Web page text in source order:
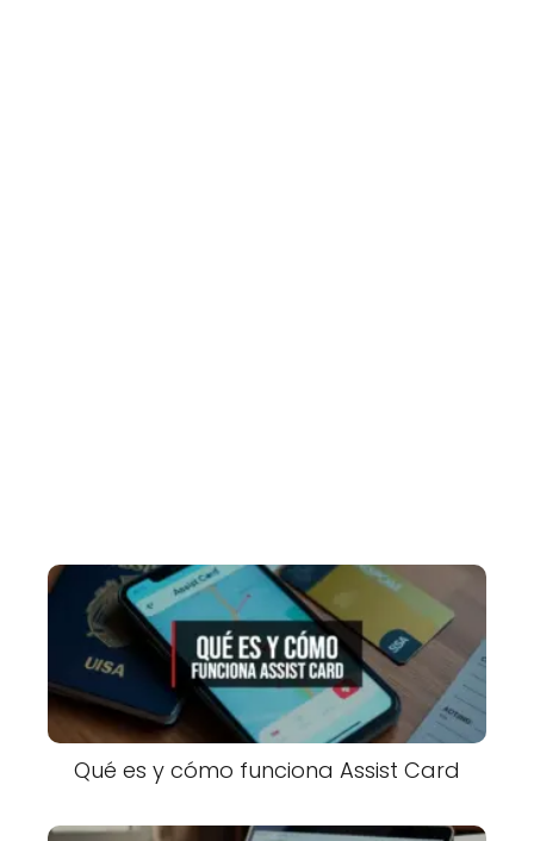
Qué es y cómo funciona Assist Card